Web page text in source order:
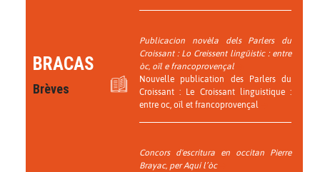
BRACAS
Brèves
Publicacion novèla dels Parlers du
Croissant : Lo Creissent lingüistic : entre
òc, oïl e francoprovençal
Nouvelle publication des Parlers du
Croissant : Le Croissant linguistique :
entre oc, oïl et francoprovençal
Concors d'escritura en occitan Pierre
Brayac, per Aquí l’òc